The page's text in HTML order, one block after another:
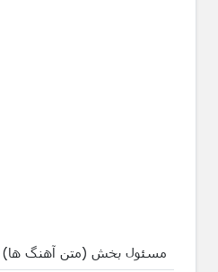
مسئول بخش (متن آهنگ ها)